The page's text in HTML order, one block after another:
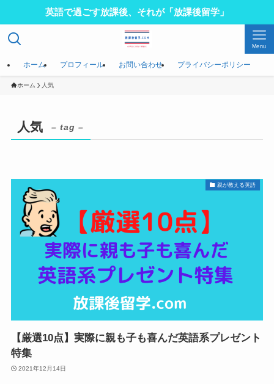
英語で過ごす放課後、それが「放課後留学」
Menu
ホーム プロフィール お問い合わせ プライバシーポリシー
ホーム 人気
人気 – tag –
親が教える英語
【厳選10点】実際に親も子も喜んだ英語系プレゼント
特集
2021年12月14日